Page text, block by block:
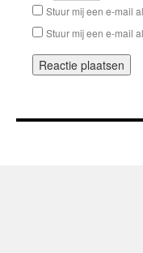
Stuur mij een e-mail
Stuur mij een e-mail